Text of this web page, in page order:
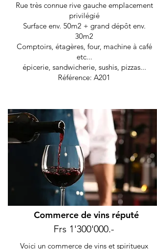
Rue très connue rive gauche emplacement
privilégié
Surface env. 50m2 + grand dépôt env.
30m2
Comptoirs, étagères, four, machine à café
etc...
épicerie, sandwicherie, sushis, pizzas...
Référence: A201
Commerce de vins réputé
Frs 1'300'000.-
Voici un commerce de vins et spiritueux